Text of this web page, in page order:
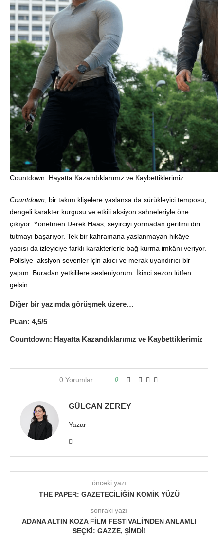
Countdown: Hayatta Kazandıklarımız ve Kaybettiklerimiz
Countdown , bir takım klişelere yaslansa da sürükleyici temposu,
dengeli karakter kurgusu ve etkili aksiyon sahneleriyle öne
çıkıyor. Yönetmen Derek Haas, seyirciyi yormadan gerilimi diri
tutmayı başarıyor. Tek bir kahramana yaslanmayan hikâye
yapısı da izleyiciye farklı karakterlerle bağ kurma imkânı veriyor.
Polisiye–aksiyon sevenler için akıcı ve merak uyandırıcı bir
yapım. Buradan yetkililere sesleniyorum: İkinci sezon lütfen
gelsin.
Diğer bir yazımda görüşmek üzere…
Puan: 4,5/5
Countdown: Hayatta Kazandıklarımız ve Kaybettiklerimiz
0 Yorumlar 0
GÜLCAN ZEREY
Yazar
önceki yazı
THE PAPER: GAZETECILIĞIN KOMIK YÜZÜ
sonraki yazı
ADANA ALTIN KOZA FILM FESTIVALI’NDEN ANLAMLI
SEÇKI: GAZZE, ŞIMDI!